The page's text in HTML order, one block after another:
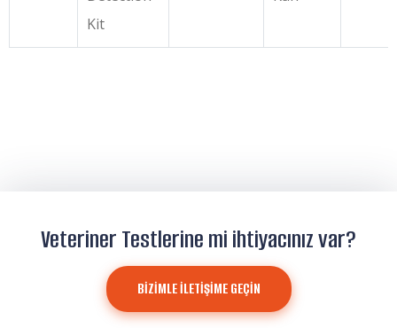
Kit
Veteriner Testlerine mi ihtiyacınız var?
BİZİMLE İLETİŞİME GEÇİN